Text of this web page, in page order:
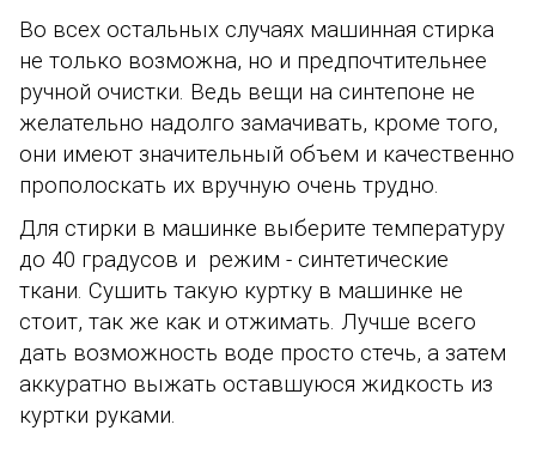
Во всех остальных случаях машинная стирка
не только возможна, но и предпочтительнее
ручной очистки. Ведь вещи на синтепоне не
желательно надолго замачивать, кроме того,
они имеют значительный объем и качественно
прополоскать их вручную очень трудно.
Для стирки в машинке выберите температуру
до 40 градусов и режим - синтетические
ткани. Сушить такую куртку в машинке не
стоит, так же как и отжимать. Лучше всего
дать возможность воде просто стечь, а затем
аккуратно выжать оставшуюся жидкость из
куртки руками.